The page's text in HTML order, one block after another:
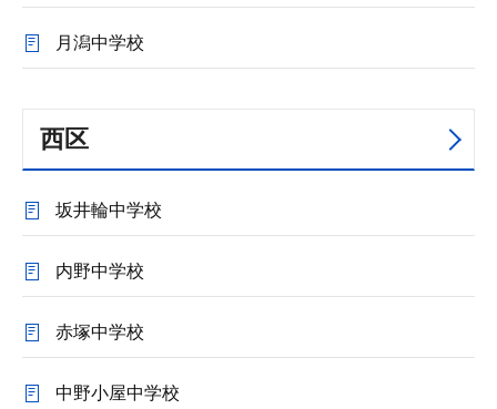
月潟中学校
西区
坂井輪中学校
内野中学校
赤塚中学校
中野小屋中学校